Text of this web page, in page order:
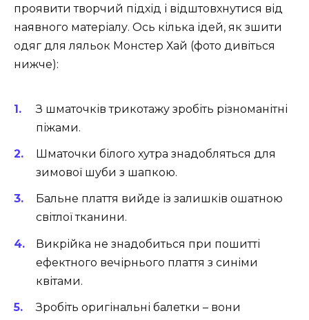
проявити творчий підхід і відштовхнутися від
наявного матеріалу. Ось кілька ідей, як зшити
одяг для ляльок Монстер Хай (фото дивіться
нижче):
З шматочків трикотажу зробіть різноманітні
піжами.
Шматочки білого хутра знадобляться для
зимової шуби з шапкою.
Бальне плаття вийде із залишків ошатною
світлої тканини.
Викрійка не знадобиться при пошитті
ефектного вечірнього плаття з синіми
квітами.
Зробіть оригінальні балетки – вони